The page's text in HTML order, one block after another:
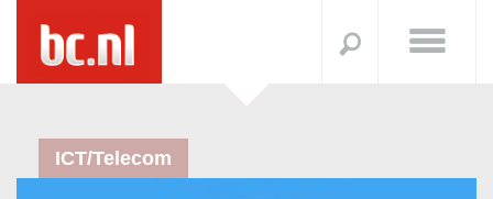
ICT/Telecom